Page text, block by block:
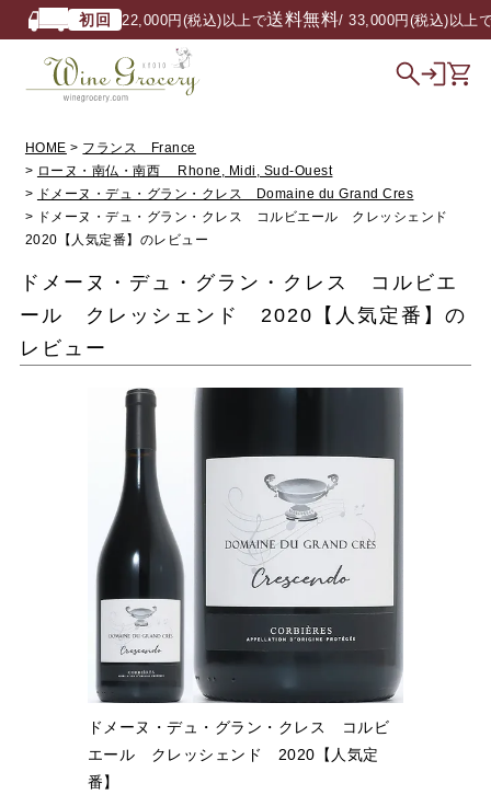
初回 22,000円(税込)以上で送料無料/ 33,000円(税込)以上で
HOME
フランス France
ローヌ・南仏・南西 Rhone, Midi, Sud-Ouest
ドメーヌ・デュ・グラン・クレス Domaine du Grand Cres
ドメーヌ・デュ・グラン・クレス コルビエール クレッシェンド
2020【人気定番】のレビュー
ドメーヌ・デュ・グラン・クレス コルビエ
ール クレッシェンド 2020【人気定番】の
レビュー
ドメーヌ・デュ・グラン・クレス コルビ
エール クレッシェンド 2020【人気定
番】